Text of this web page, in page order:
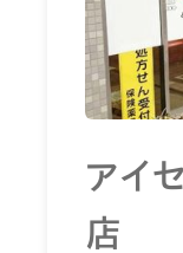
アイ
店